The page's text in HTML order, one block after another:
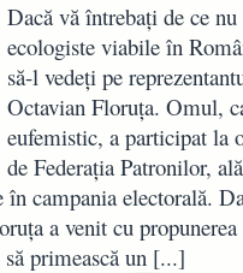
Dacă vă întrebați de ce
ecologiste viabile în
să-l vedeți pe
Octavian Floruța. Omul,
eufemistic, a participat la
de Federația Patronilor,
campania electorală.
a venit cu
primească un [...]